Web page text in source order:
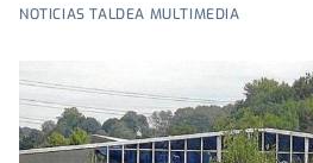
NOTICIAS TALDEA MULTIMEDIA